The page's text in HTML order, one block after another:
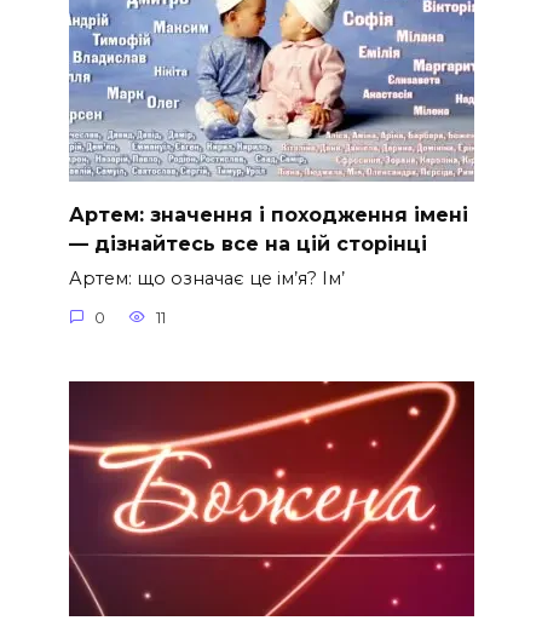
Артем: значення і походження імені
— дізнайтесь все на цій сторінці
Артем: що означає це ім’я? Ім’
0 11